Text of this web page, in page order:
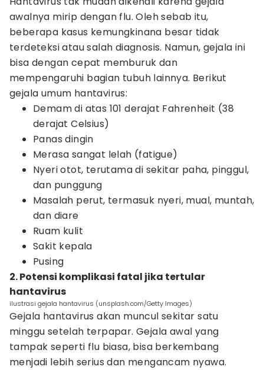
awalnya mirip dengan flu. Oleh sebab itu,
beberapa kasus kemungkinana besar tidak
terdeteksi atau salah diagnosis. Namun, gejala ini
bisa dengan cepat memburuk dan
mempengaruhi bagian tubuh lainnya. Berikut
gejala umum hantavirus:
Demam di atas 101 derajat Fahrenheit (38
derajat Celsius)
Panas dingin
Merasa sangat lelah (fatigue)
Nyeri otot, terutama di sekitar paha, pinggul,
dan punggung
Masalah perut, termasuk nyeri, mual, muntah,
dan diare
Ruam kulit
Sakit kepala
Pusing
2. Potensi komplikasi fatal jika tertular
hantavirus
ilustrasi gejala hantavirus (unsplash.com/Getty Images)
Gejala hantavirus akan muncul sekitar satu
minggu setelah terpapar. Gejala awal yang
tampak seperti flu biasa, bisa berkembang
menjadi lebih serius dan mengancam nyawa.